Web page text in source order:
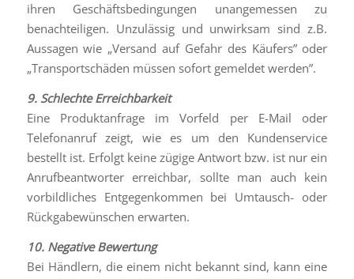
ihren Geschäftsbedingungen unangemessen zu
benachteiligen. Unzulässig und unwirksam sind z.B.
Aussagen wie „Versand auf Gefahr des Käufers” oder
„Transportschäden müssen sofort gemeldet werden”.
9. Schlechte Erreichbarkeit
Eine Produktanfrage im Vorfeld per E-Mail oder
Telefonanruf zeigt, wie es um den Kundenservice
bestellt ist. Erfolgt keine zügige Antwort bzw. ist nur ein
Anrufbeantworter erreichbar, sollte man auch kein
vorbildliches Entgegenkommen bei Umtausch- oder
Rückgabewünschen erwarten.
10. Negative Bewertung
Bei Händlern, die einem nicht bekannt sind, kann eine